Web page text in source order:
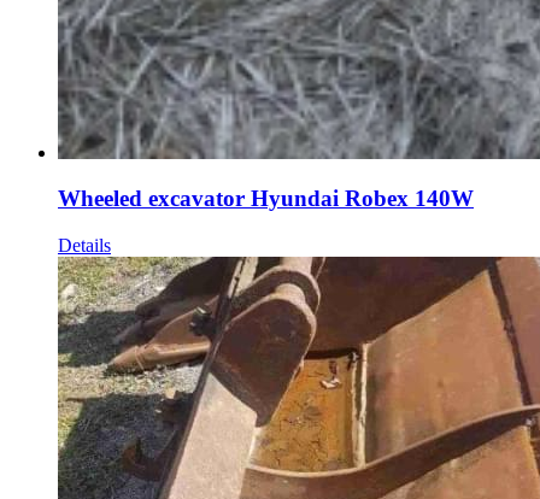
Wheeled excavator Hyundai Robex 140W
Details